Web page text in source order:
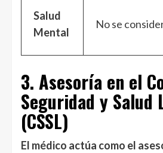
Salud
Mental
No se
3. Asesoría en el
Seguridad y Salud
(CSSL)
El médico actúa como el